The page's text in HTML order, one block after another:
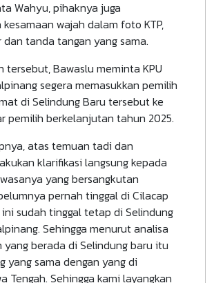
Wahyu, pihaknya juga
wajah dalam foto KTP,
tanda tangan yang sama.
tersebut, Bawaslu meminta KPU
segera memasukkan pemilih
di Selindung Baru tersebut ke
pemilih berkelanjutan tahun 2025.
atas temuan tadi dan
klarifikasi langsung kepada
yang bersangkutan
pernah tinggal di Cilacap
sudah tinggal tetap di Selindung
Sehingga menurut analisa
yang berada di Selindung baru itu
yang sama dengan yang di
Tengah. Sehingga kami layangkan